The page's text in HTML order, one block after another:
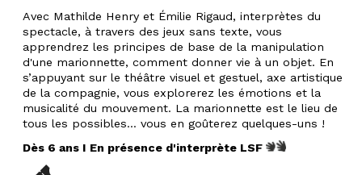
Avec Mathilde Henry et Émilie Rigaud, interprètes du
spectacle, à travers des jeux sans texte, vous
apprendrez les principes de base de la manipulation
d'une marionnette, comment donner vie à un objet. En
s’appuyant sur le théâtre visuel et gestuel, axe artistique
de la compagnie, vous explorerez les émotions et la
musicalité du mouvement. La marionnette est le lieu de
tous les possibles... vous en goûterez quelques-uns !
Dès 6 ans I En présence d'interprète LSF